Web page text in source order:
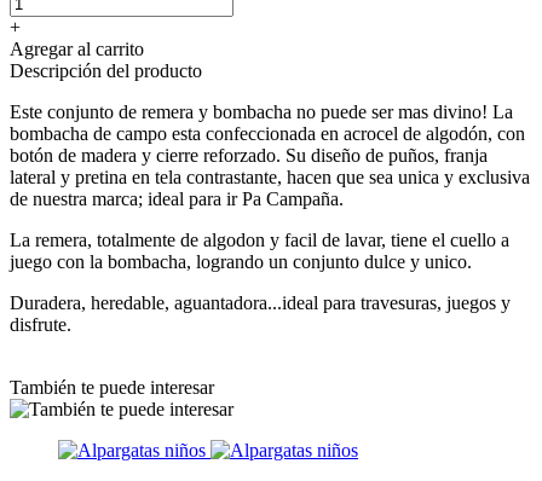
+
Agregar al carrito
Descripción del producto
Este conjunto de remera y bombacha no puede ser mas divino! La
bombacha de campo esta confeccionada en acrocel de algodón, con
botón de madera y cierre reforzado. Su diseño de puños, franja
lateral y pretina en tela contrastante, hacen que sea unica y exclusiva
de nuestra marca; ideal para ir Pa Campaña.
La remera, totalmente de algodon y facil de lavar, tiene el cuello a
juego con la bombacha, logrando un conjunto dulce y unico.
Duradera, heredable, aguantadora...ideal para travesuras, juegos y
disfrute.
También te puede interesar